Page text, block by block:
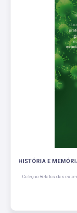
HISTÓRIA E
Coleção Relatos das